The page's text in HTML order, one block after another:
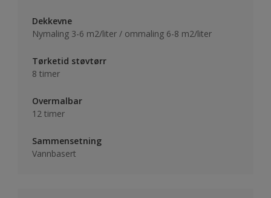
Dekkevne
Nymaling 3-6 m2/liter / ommaling 6-8 m2/liter
Tørketid støvtørr
8 timer
Overmalbar
12 timer
Sammensetning
Vannbasert